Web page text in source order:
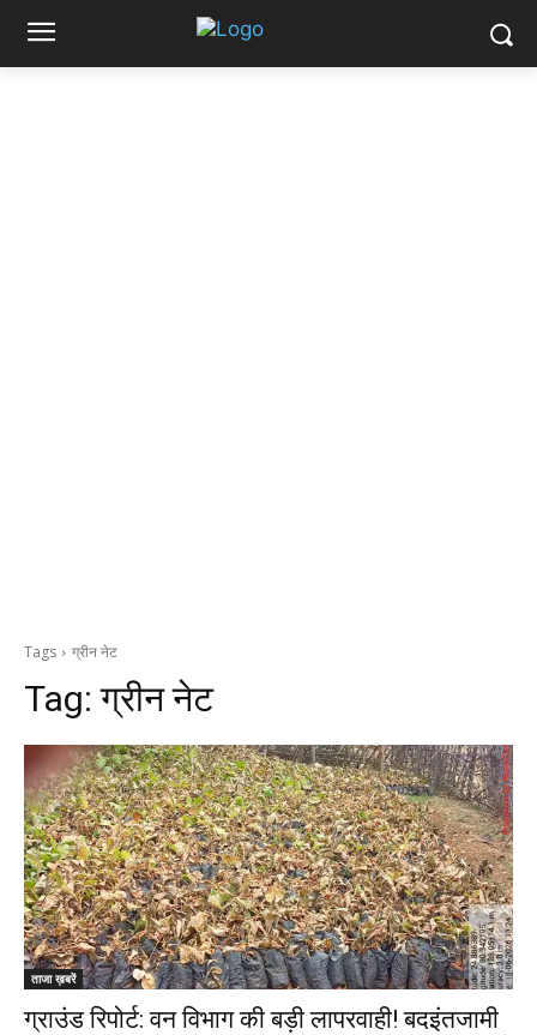
Tags ग्रीन नेट
Tag:ग्रीन नेट
ताजा ख़बरें
ग्राउंड रिपोर्ट: वन विभाग की बड़ी लापरवाही! बदइंतजामी